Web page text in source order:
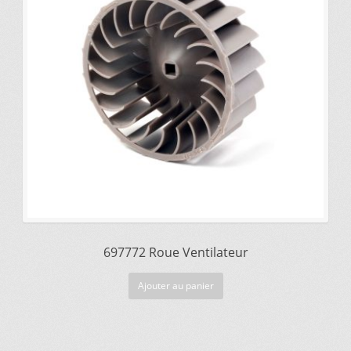
Mettez cette page dans vos favoris!
697772 Roue Ventilateur
$71.35. $54.55.
Ajouter au panier